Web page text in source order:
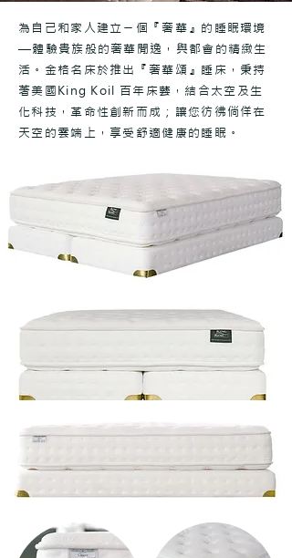
為自己和家人建立ㄧ個『奢華』的睡眠環境
—體驗貴族般的奢華閒逸，與都會的精緻生
活。金格名床於推出『奢華頌』睡床，秉持
著美國King Koil 百年床藝，結合太空及生
化科技，革命性創新而成； 讓您彷彿倘佯在
天空的雲端上，享受舒適健康的睡眠。